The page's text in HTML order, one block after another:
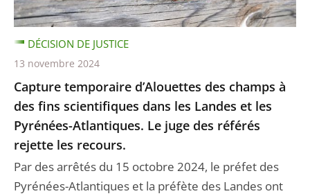
Capture temporaire d’Alouettes des champs à
des fins scientifiques dans les Landes et les
Pyrénées-Atlantiques. Le juge des référés
rejette les recours.
Par des arrêtés du 15 octobre 2024, le préfet des
Pyrénées-Atlantiques et la préfète des Landes ont
DÉCISION DE JUSTICE
13 novembre 2024